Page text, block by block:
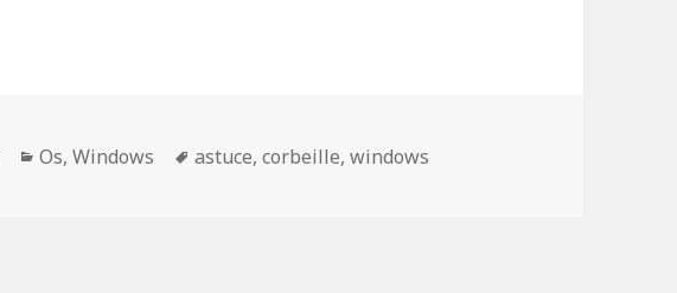
Catégories
Os,Windows
Mots-
astuce,corbeille,windows